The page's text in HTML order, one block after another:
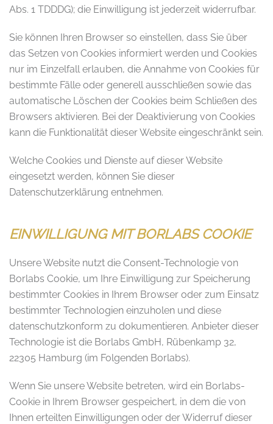
Abs. 1 TDDDG); die Einwilligung ist jederzeit widerrufbar.
Sie können Ihren Browser so einstellen, dass Sie über
das Setzen von Cookies informiert werden und Cookies
nur im Einzelfall erlauben, die Annahme von Cookies für
bestimmte Fälle oder generell ausschließen sowie das
automatische Löschen der Cookies beim Schließen des
Browsers aktivieren. Bei der Deaktivierung von Cookies
kann die Funktionalität dieser Website eingeschränkt sein.
Welche Cookies und Dienste auf dieser Website
eingesetzt werden, können Sie dieser
Datenschutzerklärung entnehmen.
EINWILLIGUNG MIT BORLABS COOKIE
Unsere Website nutzt die Consent-Technologie von
Borlabs Cookie, um Ihre Einwilligung zur Speicherung
bestimmter Cookies in Ihrem Browser oder zum Einsatz
bestimmter Technologien einzuholen und diese
datenschutzkonform zu dokumentieren. Anbieter dieser
Technologie ist die Borlabs GmbH, Rübenkamp 32,
22305 Hamburg (im Folgenden Borlabs).
Wenn Sie unsere Website betreten, wird ein Borlabs-
Cookie in Ihrem Browser gespeichert, in dem die von
Ihnen erteilten Einwilligungen oder der Widerruf dieser